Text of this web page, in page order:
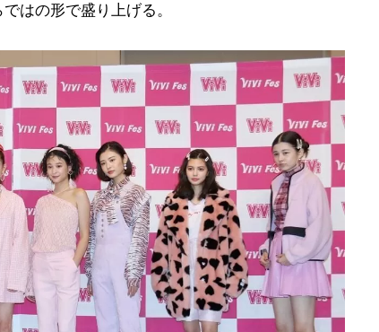
はの形で盛り上げる。